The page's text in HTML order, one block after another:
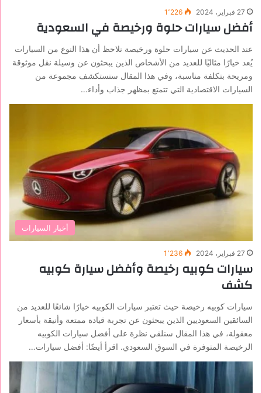
27 فبراير، 2024 1٬226
أفضل سيارات حلوة ورخيصة في السعودية
عند الحديث عن سيارات حلوة ورخيصة نلاحظ أن هذا النوع من السيارات
يُعد خيارًا مثاليًا للعديد من الأشخاص الذين يبحثون عن وسيلة نقل موثوقة
ومريحة بتكلفة مناسبة، وفي هذا المقال سنستكشف مجموعة من
السيارات الاقتصادية التي تتمتع بمظهر جذاب وأداء…
أخبار السيارات
27 فبراير، 2024 1٬236
سيارات كوبيه رخيصة وأفضل سيارة كوبيه
كشف
سيارات كوبيه رخيصة حيث تعتبر سيارات الكوبيه خيارًا شائعًا للعديد من
السائقين السعوديين الذين يبحثون عن تجربة قيادة ممتعة وأنيقة بأسعار
معقولة، في هذا المقال سنلقي نظرة على أفضل سيارات الكوبيه
الرخيصة المتوفرة في السوق السعودي. اقرأ أيضًا: أفضل سيارات…